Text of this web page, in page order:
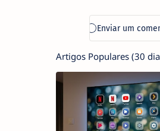
Artigos Populares (30